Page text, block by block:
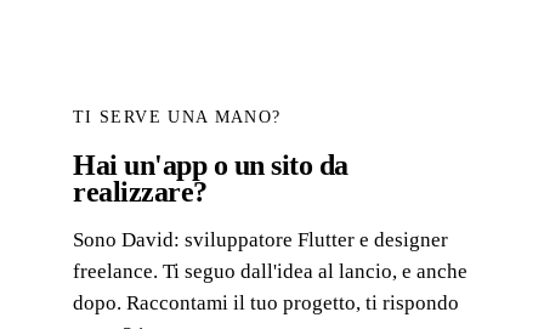
TI SERVE UNA MANO?
Hai un'app o un sito da
realizzare?
Sono David: sviluppatore Flutter e designer
freelance. Ti seguo dall'idea al lancio, e anche
dopo. Raccontami il tuo progetto, ti rispondo